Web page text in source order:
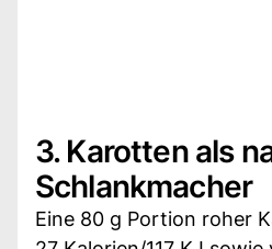
3. Karotten als
Schlankmacher
Eine 80 g Portion roher